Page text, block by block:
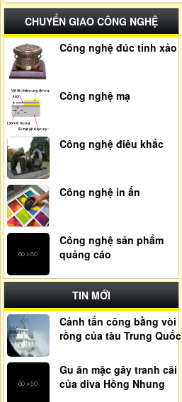
CHUYỂN GIAO CÔNG NGHỆ
Công nghệ đúc tinh xảo
Công nghệ mạ
Công nghệ điêu khắc
Công nghệ in ấn
Công nghệ sản phẩm
quảng cáo
TIN MỚI
Cảnh tấn công bằng vòi
rồng của tàu Trung Quốc
Gu ăn mặc gây tranh cãi
của diva Hồng Nhung